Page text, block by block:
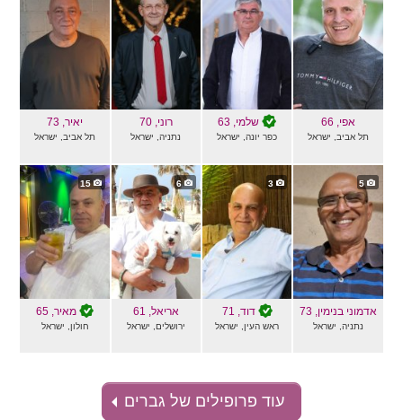
אפי, 66
תל אביב, ישראל
שלמי, 63
כפר יונה, ישראל
רוני, 70
נתניה, ישראל
יאיר, 73
תל אביב, ישראל
5
אדמוני בנימין, 73
נתניה, ישראל
3
דוד, 71
ראש העין, ישראל
6
אריאל, 61
ירושלים, ישראל
15
מאיר, 65
חולון, ישראל
עוד פרופילים של גברים